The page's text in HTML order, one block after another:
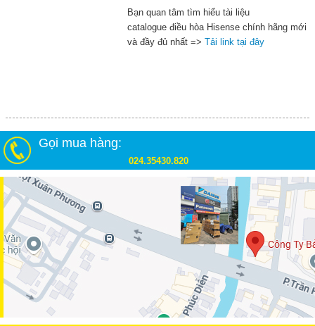
Bạn quan tâm tìm hiểu tài liệu
catalogue điều hòa Hisense chính hãng mới
và đầy đủ nhất => Tải link tại đây
Gọi mua hàng:
024.35430.820